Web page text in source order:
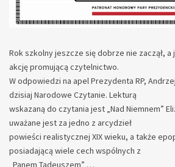
Rok szkolny jeszcze się dobrze nie zaczął, a
akcję promującą czytelnictwo.
W odpowiedzi na apel Prezydenta RP,
dzisiaj Narodowe Czytanie. Lekturą
wskazaną do czytania jest „Nad Niemnem”
uważane jest za jedno z arcydzieł
powieści realistycznej XIX wieku, a także
posiadającą wiele cech wspólnych z
„Panem Tadeuszem” …